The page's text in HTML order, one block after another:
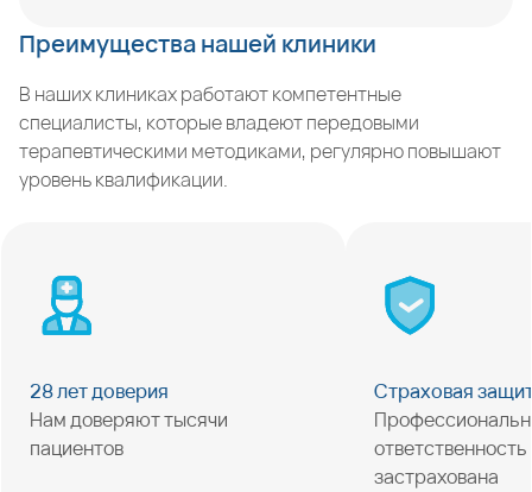
Преимущества нашей клиники
В наших клиниках работают компетентные
специалисты, которые владеют передовыми
терапевтическими методиками, регулярно повышают
уровень квалификации.
28 лет доверия
Нам доверяют тысячи
пациентов
Страховая
застрахована